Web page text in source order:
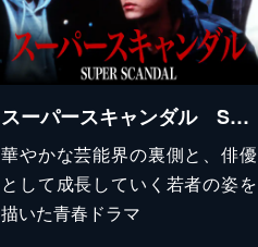
スーパースキャンダル SUPER SCANDAL
華やかな芸能界の裏側と、俳優
として成長していく若者の姿を
描いた青春ドラマ